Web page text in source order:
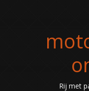
Rij met